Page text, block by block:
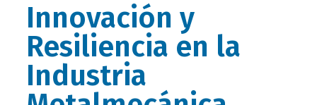
Innovación y
Resiliencia en la
Industria